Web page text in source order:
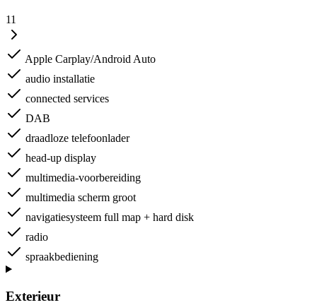
11
Apple Carplay/Android Auto
audio installatie
connected services
DAB
draadloze telefoonlader
head-up display
multimedia-voorbereiding
multimedia scherm groot
navigatiesysteem full map + hard disk
radio
spraakbediening
Exterieur